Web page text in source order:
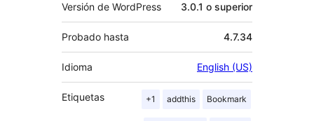
Versión de WordPress 3.0.1 o superior
Probado hasta 4.7.34
Idioma English (US)
Etiquetas +1 addthis Bookmark